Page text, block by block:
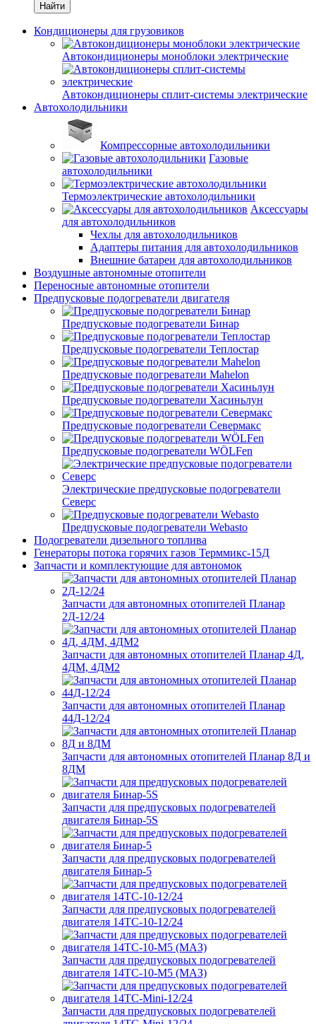
Найти
Кондиционеры для грузовиков
Автокондиционеры моноблоки электрические
Автокондиционеры сплит-системы электрические
Автохолодильники
Компрессорные автохолодильники
Газовые
автохолодильники
Термоэлектрические автохолодильники
Аксессуары
для автохолодильников
Чехлы для автохолодильников
Адаптеры питания для автохолодильников
Внешние батареи для автохолодильников
Воздушные автономные отопители
Переносные автономные отопители
Предпусковые подогреватели двигателя
Предпусковые подогреватели Бинар
Предпусковые подогреватели Теплостар
Предпусковые подогреватели Mahelon
Предпусковые подогреватели Хасиньлун
Предпусковые подогреватели Севермакс
Предпусковые подогреватели WÖLFen
Электрические предпусковые подогреватели
Северс
Предпусковые подогреватели Webasto
Подогреватели дизельного топлива
Генераторы потока горячих газов Терммикс-15Д
Запчасти и комплектующие для автономок
Запчасти для автономных отопителей Планар
2Д-12/24
Запчасти для автономных отопителей Планар 4Д,
4ДМ, 4ДМ2
Запчасти для автономных отопителей Планар
44Д-12/24
Запчасти для автономных отопителей Планар 8Д и
8ДМ
Запчасти для предпусковых подогревателей
двигателя Бинар-5S
Запчасти для предпусковых подогревателей
двигателя Бинар-5
Запчасти для предпусковых подогревателей
двигателя 14ТС-10-12/24
Запчасти для предпусковых подогревателей
двигателя 14ТС-10-М5 (МАЗ)
Запчасти для предпусковых подогревателей